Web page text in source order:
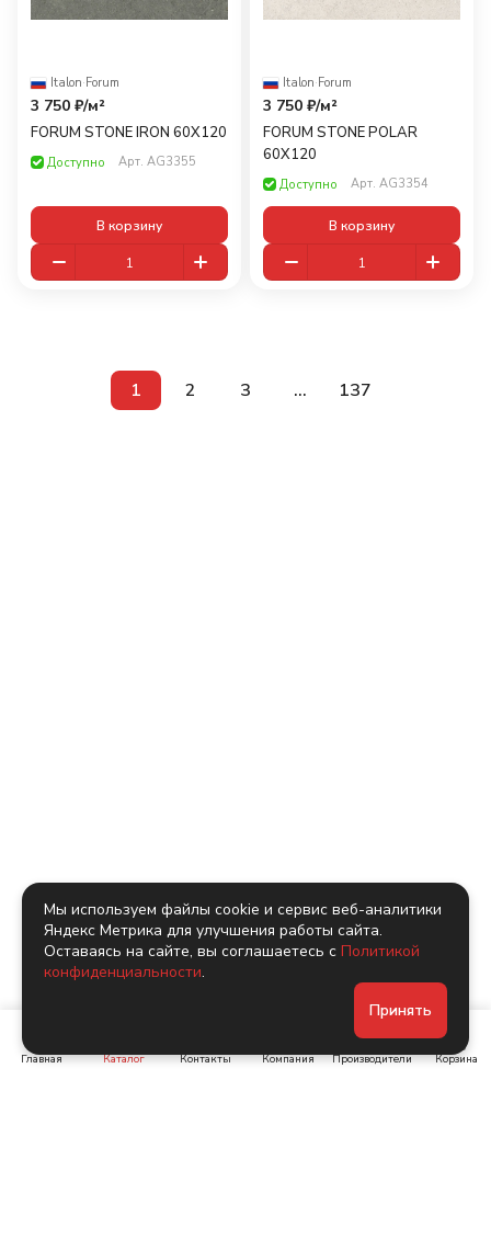
Italon·Forum
3 750 ₽/м²
FORUM STONE IRON 60X120
Доступно Арт. AG3355
В корзину
Italon·Forum
3 750 ₽/м²
FORUM STONE POLAR
60X120
Доступно Арт. AG3354
В корзину
1 2 3 ... 137
Главная Каталог Контакты Компания Производители Корзина
Мы используем файлы cookie и сервис веб-аналитики
Яндекс Метрика для улучшения работы сайта.
Оставаясь на сайте, вы соглашаетесь с Политикой
конфиденциальности.
Принять